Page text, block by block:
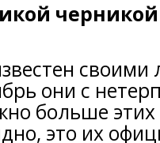
черникой
они с
больше этих
это их